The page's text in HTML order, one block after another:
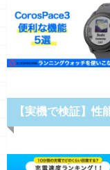
【実機で検証】性